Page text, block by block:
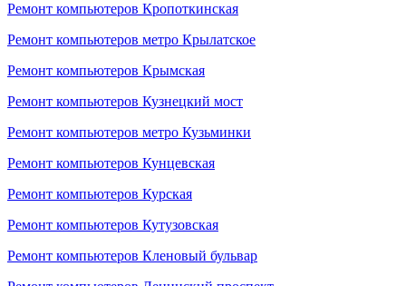
Ремонт компьютеров Кропоткинская
Ремонт компьютеров метро Крылатское
Ремонт компьютеров Крымская
Ремонт компьютеров Кузнецкий мост
Ремонт компьютеров метро Кузьминки
Ремонт компьютеров Кунцевская
Ремонт компьютеров Курская
Ремонт компьютеров Кутузовская
Ремонт компьютеров Кленовый бульвар